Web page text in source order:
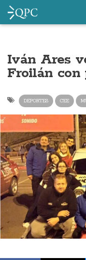
Iván Ares
Froilán con
DEPORTES CEE